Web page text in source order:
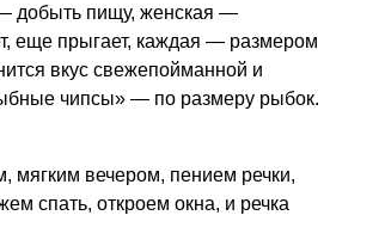
добыть пищу, женская —
еще прыгает, каждая — размером
вкус свежепойманной и
чипсы» — по размеру рыбок.
вечером, пением речки,
спать, откроем окна, и речка